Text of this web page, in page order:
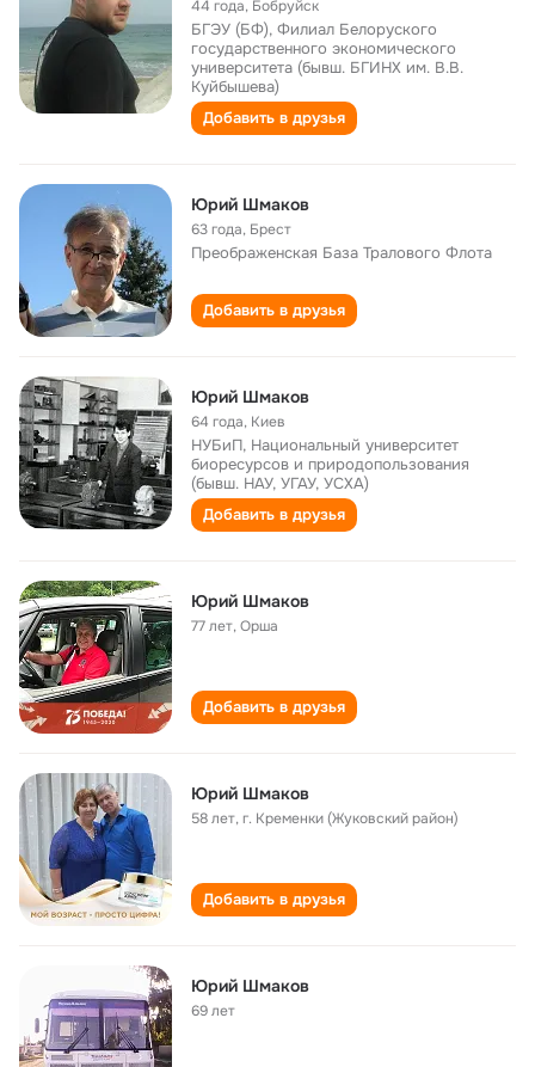
44 года, Бобруйск
БГЭУ (БФ), Филиал Белоруского
государственного экономического
университета (бывш. БГИНХ им. В.В.
Куйбышева)
Добавить в друзья
Юрий Шмаков
63 года, Брест
Преображенская База Тралового Флота
Добавить в друзья
Юрий Шмаков
64 года, Киев
НУБиП, Национальный университет
биоресурсов и природопользования
(бывш. НАУ, УГАУ, УСХА)
Добавить в друзья
Юрий Шмаков
77 лет,Орша
Добавить в друзья
Юрий Шмаков
58 лет,г. Кременки (Жуковский район)
Добавить в друзья
Юрий Шмаков
69 лет